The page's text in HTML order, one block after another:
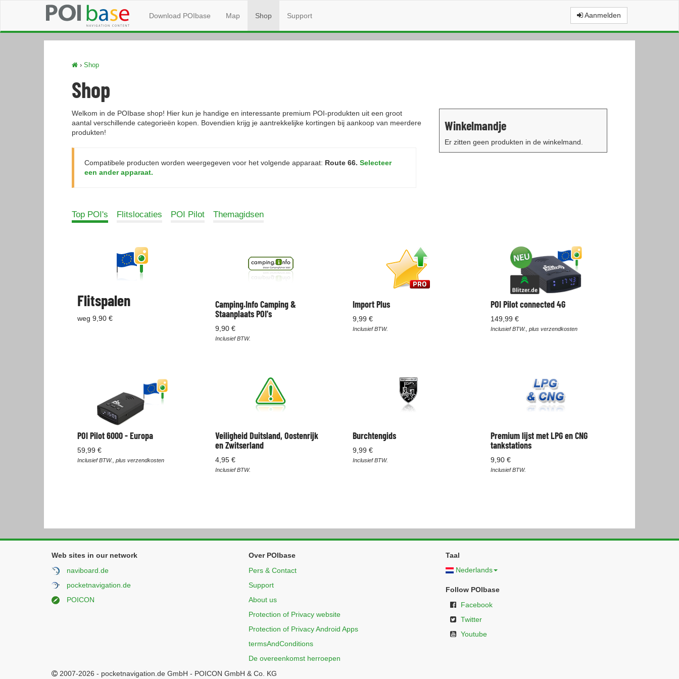
Download POIbase Map Shop Support Aanmelden
› Shop
Shop
Welkom in de POIbase shop! Hier kun je handige en interessante premium POI-produkten uit een groot
aantal verschillende categorieën kopen. Bovendien krijg je aantrekkelijke kortingen bij aankoop van meerdere
produkten!
Winkelmandje
Er zitten geen produkten in de winkelmand.
Compatibele producten worden weergegeven voor het volgende apparaat: Route 66. Selecteer
een ander apparaat.
Top POI's Flitslocaties POI Pilot Themagidsen
Flitspalen
weg 9,90 €
Camping.Info Camping &
Staanplaats POI's
9,90 €
Inclusief BTW.
Import Plus
9,99 €
Inclusief BTW.
POI Pilot connected 4G
149,99 €
Inclusief BTW., plus verzendkosten
POI Pilot 6000 - Europa
59,99 €
Inclusief BTW., plus verzendkosten
Veiligheid Duitsland, Oostenrijk
en Zwitserland
4,95 €
Inclusief BTW.
Burchtengids
9,99 €
Inclusief BTW.
Premium lijst met LPG en CNG
tankstations
9,90 €
Inclusief BTW.
Web sites in our network
naviboard.de
pocketnavigation.de
POICON
Over POIbase
Pers & Contact
Support
About us
Protection of Privacy website
Protection of Privacy Android Apps
termsAndConditions
De overeenkomst herroepen
Taal
Nederlands
Follow POIbase
Facebook
Twitter
Youtube
2007-2026 - pocketnavigation.de GmbH - POICON GmbH & Co. KG